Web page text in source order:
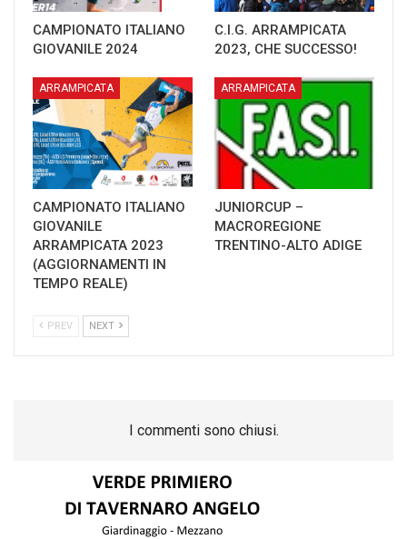
CAMPIONATO ITALIANO
GIOVANILE 2024
C.I.G. ARRAMPICATA
2023, CHE SUCCESSO!
ARRAMPICATA
CAMPIONATO ITALIANO
GIOVANILE
ARRAMPICATA 2023
(AGGIORNAMENTI IN
TEMPO REALE)
ARRAMPICATA
JUNIORCUP –
MACROREGIONE
TRENTINO-ALTO ADIGE
PREV NEXT
I commenti sono chiusi.